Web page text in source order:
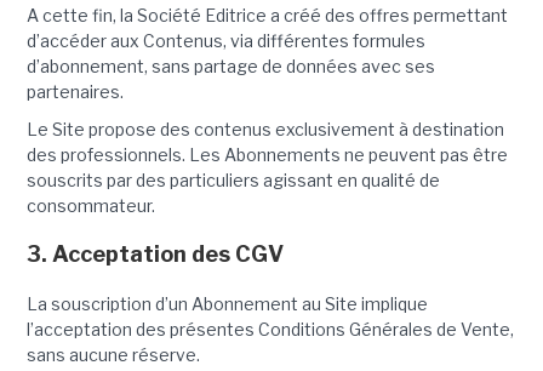
A cette fin, la Société Editrice a créé des offres permettant
d’accéder aux Contenus, via différentes formules
d’abonnement, sans partage de données avec ses
partenaires.
Le Site propose des contenus exclusivement à destination
des professionnels. Les Abonnements ne peuvent pas être
souscrits par des particuliers agissant en qualité de
consommateur.
3. Acceptation des CGV
La souscription d’un Abonnement au Site implique
l’acceptation des présentes Conditions Générales de Vente,
sans aucune réserve.